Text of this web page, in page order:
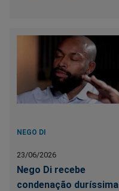
NEGO DI
23/06/2026
Nego Di recebe
condenação duríssima